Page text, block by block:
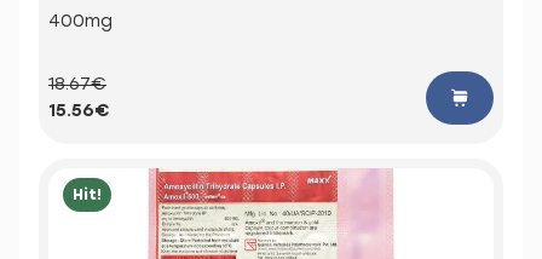
400mg
18.67€
15.56€
Hit!